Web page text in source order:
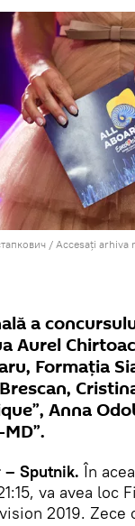
/ Accesați arhiva
a
Aurel
Formaţia
Anna
– Sputnik. În
va avea loc
2019. Zece